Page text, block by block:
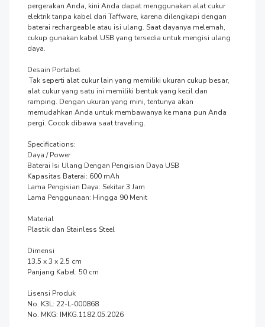
pergerakan Anda, kini Anda dapat menggunakan alat cukur
elektrik tanpa kabel dari Taffware, karena dilengkapi dengan
baterai rechargeable atau isi ulang. Saat dayanya melemah,
cukup gunakan kabel USB yang tersedia untuk mengisi ulang
daya.
Desain Portabel
alat cukur yang satu ini memiliki bentuk yang kecil dan
ramping. Dengan ukuran yang mini, tentunya akan
memudahkan Anda untuk membawanya ke mana pun Anda
pergi. Cocok dibawa saat traveling.
Specifications:
Daya / Power
Baterai Isi Ulang Dengan Pengisian Daya USB
Kapasitas Baterai: 600 mAh
Lama Pengisian Daya: Sekitar 3 Jam
Lama Penggunaan: Hingga 90 Menit
Material
Plastik dan Stainless Steel
Dimensi
13.5 x 3 x 2.5 cm
Panjang Kabel: 50 cm
Lisensi Produk
No. K3L: 22-L-000868
No. MKG: IMKG.1182.05.2026